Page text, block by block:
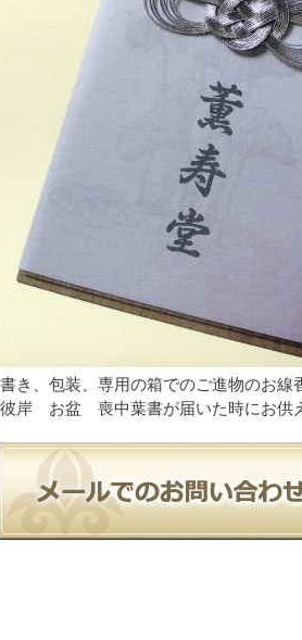
き、包装、専用の箱でのご進物のお線
岸 お盆 喪中葉書が届いた時にお供